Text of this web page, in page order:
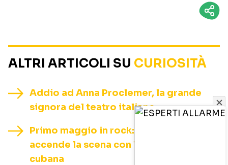
ALTRI ARTICOLI SU CURIOSITÀ
Addio ad Anna Proclemer, la grande
signora del teatro italiano
Primo maggio in rock: Zucchero
accende la scena con la sua sessione
cubana